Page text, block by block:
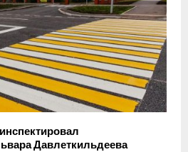
Давлеткильдеева